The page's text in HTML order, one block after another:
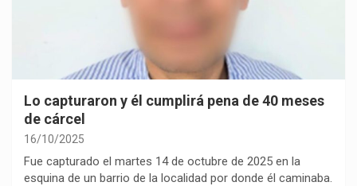
Lo capturaron y él cumplirá pena de 40 meses
de cárcel
16/10/2025
Fue capturado el martes 14 de octubre de 2025 en la
esquina de un barrio de la localidad por donde él caminaba.